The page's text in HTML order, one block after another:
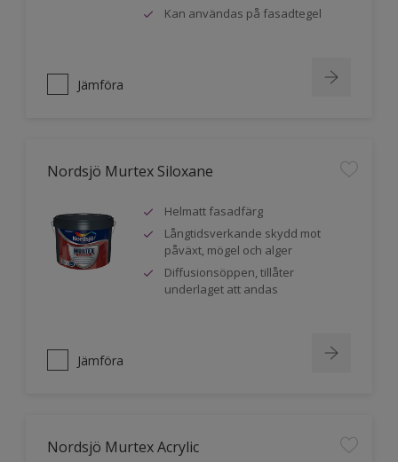
Kan användas på fasadtegel
Jämföra
Nordsjö Murtex Siloxane
Helmatt fasadfärg
Långtidsverkande skydd mot
påväxt, mögel och alger
Diffusionsöppen, tillåter
underlaget att andas
Jämföra
Nordsjö Murtex Acrylic